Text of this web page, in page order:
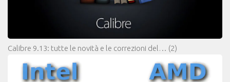
Calibre 9.13: tutte le novità e le correzioni del… (2)